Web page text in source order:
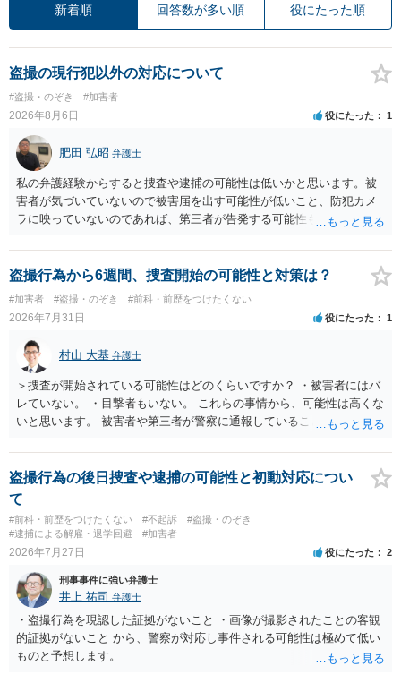
新着順 回答数が多い順 役にたった順
盗撮の現行犯以外の対応について
#盗撮・のぞき #加害者
2026年8月6日 役にたった 1
肥田 弘昭 弁護士
私の弁護経験からすると捜査や逮捕の可能性は低いかと思います。被
害者が気づいていないので被害届を出す可能性が低いこと、防犯カメ
ラに映っていないのであれば、第三者が告発する可能性も低いこと、
座る女性を盗撮(全体像写真1枚と5秒程度の動画)してしまいました。下
着や胸など強調したものではありません。」とありますが、少なくと
も捜査段階では性的姿態等撮影罪の被疑事実で逮捕勾留されるケース
が私の弁護経験では多くなった印象です（最終的には不起訴ないし各
都道府県の迷惑防止条例違反になることもあります）。2度としないこ
とをお勧めいたします。ご参考にしてください。
盗撮行為から6週間、捜査開始の可能性と対策は？
#加害者 #盗撮・のぞき #前科・前歴をつけたくない
2026年7月31日 役にたった 1
村山 大基 弁護士
＞捜査が開始されている可能性はどのくらいですか？ ・被害者にはバ
レていない。 ・目撃者もいない。 これらの事情から、可能性は高くな
いと思います。 被害者や第三者が警察に通報していることは考えにく
からです。 保護観察期間中とのことですので、 必要なら医師の診察を
受けるなども検討なさると良いと思います。
盗撮行為の後日捜査や逮捕の可能性と初動対応につい
て
#前科・前歴をつけたくない #不起訴
#盗撮・のぞき
#逮捕による解雇・退学回避
#加害者
2026年7月27日 役にたった 2
刑事事件に強い弁護士
井上 祐司 弁護士
・盗撮行為を現認した証拠がないこと ・画像が撮影されたことの客観
的証拠がないこと から、警察が対応し事件される可能性は極めて低い
ものと予想します。